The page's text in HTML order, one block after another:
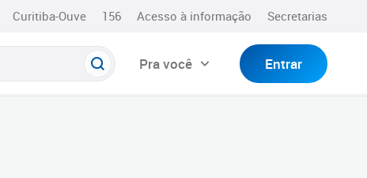
Curitiba-Ouve 156 Acesso à informação Secretarias
Pra você Entrar